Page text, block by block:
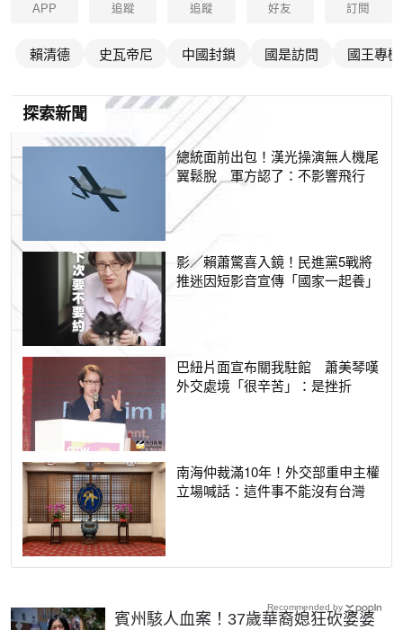
APP 追蹤 追蹤 好友 訂閱
賴清德 史瓦帝尼 中國封鎖 國是訪問 國王專機
探索新聞
總統面前出包！漢光操演無人機尾
翼鬆脫 軍方認了：不影響飛行
影／賴蕭驚喜入鏡！民進黨5戰將
推迷因短影音宣傳「國家一起養」
巴紐片面宣布關我駐館 蕭美琴嘆
外交處境「很辛苦」：是挫折
南海仲裁滿10年！外交部重申主權
立場喊話：這件事不能沒有台灣
賓州駭人血案！37歲華裔媳狂砍婆婆
Recommended by